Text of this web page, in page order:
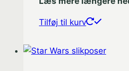
Tilføj til kurv